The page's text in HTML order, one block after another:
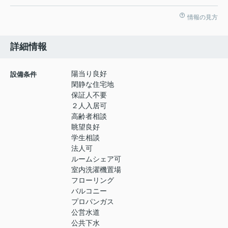
情報の見方
詳細情報
設備条件
陽当り良好
閑静な住宅地
保証人不要
２人入居可
高齢者相談
眺望良好
学生相談
法人可
ルームシェア可
室内洗濯機置場
フローリング
バルコニー
プロパンガス
公営水道
公共下水